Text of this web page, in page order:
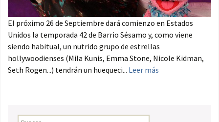
El próximo 26 de Septiembre dará comienzo en Estados
Unidos la temporada 42 de Barrio Sésamo y, como viene
siendo habitual, un nutrido grupo de estrellas
hollywoodienses (Mila Kunis, Emma Stone, Nicole Kidman,
Seth Rogen...) tendrán un huequeci... Leer más
Buscar: